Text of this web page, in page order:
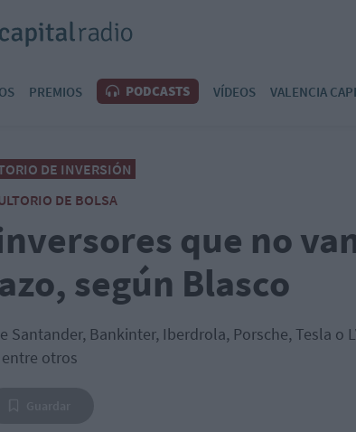
PREMIOS PODCASTS VÍDEOS VALENCIA
DE INVERSIÓN
DE BOLSA
que no
según Blasco
Bankinter, Iberdrola, Porsche, Tesla o
entre otros